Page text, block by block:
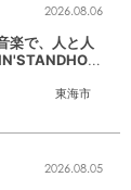
東海市
2026.08.06
楽で、人と人
2026.08.05